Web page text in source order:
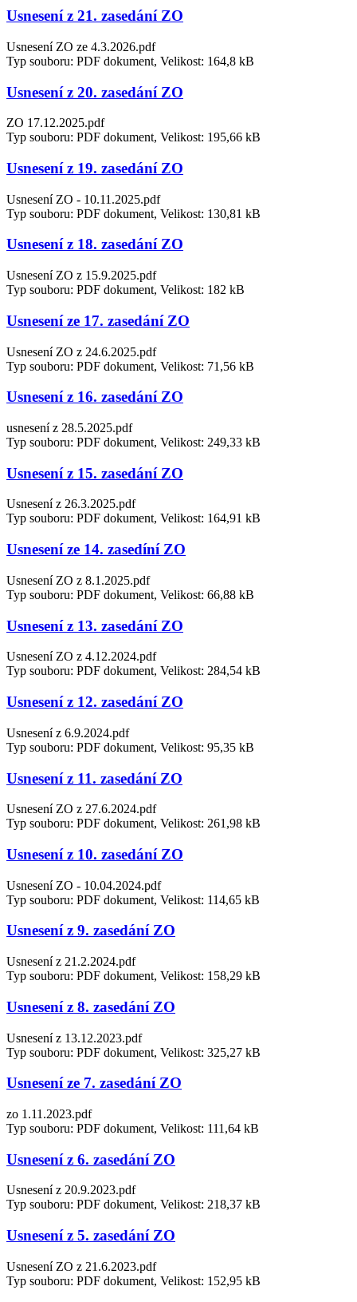
Usnesení z 21. zasedání ZO
Usnesení ZO ze 4.3.2026.pdf
Typ souboru: PDF dokument, Velikost: 164,8 kB
Usnesení z 20. zasedání ZO
ZO 17.12.2025.pdf
Typ souboru: PDF dokument, Velikost: 195,66 kB
Usnesení z 19. zasedání ZO
Usnesení ZO - 10.11.2025.pdf
Typ souboru: PDF dokument, Velikost: 130,81 kB
Usnesení z 18. zasedání ZO
Usnesení ZO z 15.9.2025.pdf
Typ souboru: PDF dokument, Velikost: 182 kB
Usnesení ze 17. zasedání ZO
Usnesení ZO z 24.6.2025.pdf
Typ souboru: PDF dokument, Velikost: 71,56 kB
Usnesení z 16. zasedání ZO
usnesení z 28.5.2025.pdf
Typ souboru: PDF dokument, Velikost: 249,33 kB
Usnesení z 15. zasedání ZO
Usnesení z 26.3.2025.pdf
Typ souboru: PDF dokument, Velikost: 164,91 kB
Usnesení ze 14. zasedíní ZO
Usnesení ZO z 8.1.2025.pdf
Typ souboru: PDF dokument, Velikost: 66,88 kB
Usnesení z 13. zasedání ZO
Usnesení ZO z 4.12.2024.pdf
Typ souboru: PDF dokument, Velikost: 284,54 kB
Usnesení z 12. zasedání ZO
Usnesení z 6.9.2024.pdf
Typ souboru: PDF dokument, Velikost: 95,35 kB
Usnesení z 11. zasedání ZO
Usnesení ZO z 27.6.2024.pdf
Typ souboru: PDF dokument, Velikost: 261,98 kB
Usnesení z 10. zasedání ZO
Usnesení ZO - 10.04.2024.pdf
Typ souboru: PDF dokument, Velikost: 114,65 kB
Usnesení z 9. zasedání ZO
Usnesení z 21.2.2024.pdf
Typ souboru: PDF dokument, Velikost: 158,29 kB
Usnesení z 8. zasedání ZO
Usnesení z 13.12.2023.pdf
Typ souboru: PDF dokument, Velikost: 325,27 kB
Usnesení ze 7. zasedání ZO
zo 1.11.2023.pdf
Typ souboru: PDF dokument, Velikost: 111,64 kB
Usnesení z 6. zasedání ZO
Usnesení z 20.9.2023.pdf
Typ souboru: PDF dokument, Velikost: 218,37 kB
Usnesení z 5. zasedání ZO
Usnesení ZO z 21.6.2023.pdf
Typ souboru: PDF dokument, Velikost: 152,95 kB